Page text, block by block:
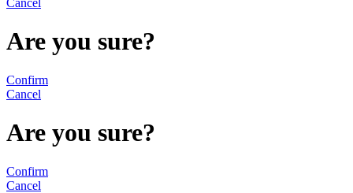
Cancel
Are you sure?
Confirm
Cancel
Are you sure?
Confirm
Cancel